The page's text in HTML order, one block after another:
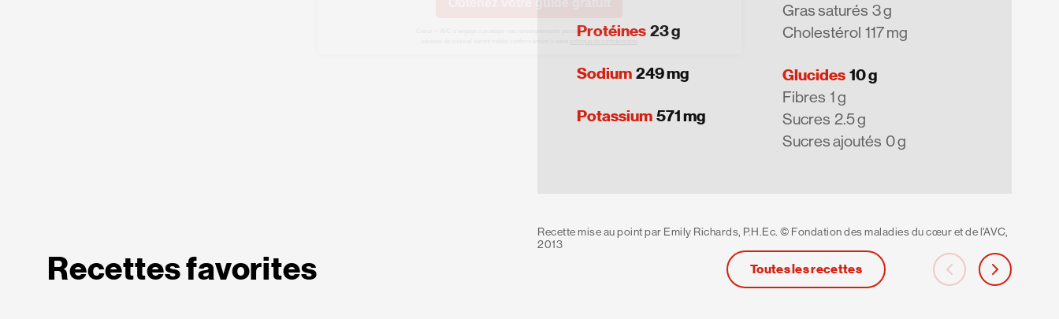
Protéines 23 g
Sodium 249 mg
Potassium 571 mg
Gras saturés 3 g
Cholestérol 117 mg
Glucides 10 g
Fibres 1 g
Sucres 2.5 g
Sucres ajoutés 0 g
Recette mise au point par Emily Richards, P.H.Ec. © Fondation des maladies du cœur et de l’AVC,
2013
Recettes favorites Toutes les recettes carousel-backcarousel-